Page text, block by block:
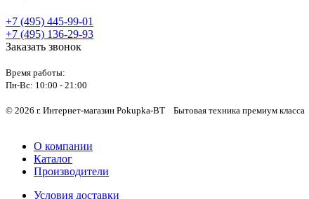
+7 (495) 445-99-01
+7 (495) 136-29-93
Заказать звонок
Время работы:
Пн-Вс: 10:00 - 21:00
© 2026 г. Интернет-магазин Pokupka-BT Бытовая техника премиум класса
О компании
Каталог
Производители
Условия доставки